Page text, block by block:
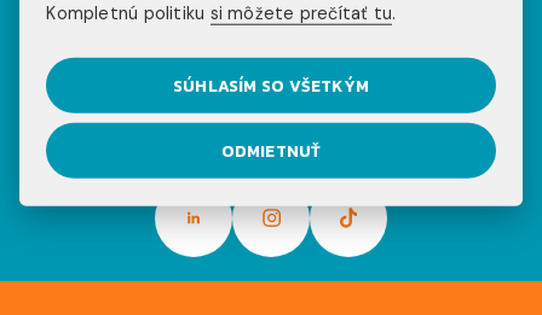
Pozri sa na príbehy
našich klientov na
sociálnych sieťach
Kompletnú politiku si môžete prečítať tu.
SÚHLASÍM SO VŠETKÝM
ODMIETNUŤ